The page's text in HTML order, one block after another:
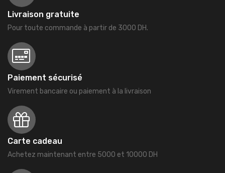
Livraison gratuite
Pour toute commande à partir de 3000 DH.
Paiement sécurisé
Virement bancaire ou paiement à la livraison
Carte cadeau
Achetez maintenant entre 5000 et 10000 DH